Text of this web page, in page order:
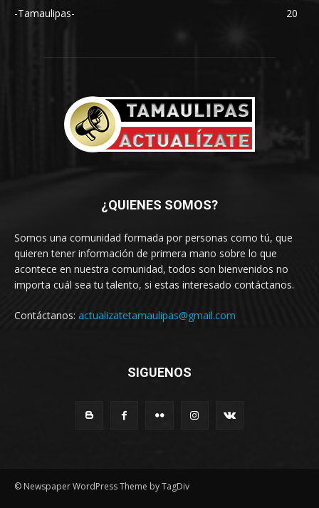
-Tamaulipas-
20
¿QUIENES SOMOS?
Somos una comunidad formada por personas como tú, que
quieren tener información de primera mano sobre lo que
acontece en nuestra comunidad, todos son bienvenidos no
importa cuál sea tu talento, si estas interesado contáctanos.
Contáctanos: actualizatetamaulipas@gmail.com
SIGUENOS
© Newspaper WordPress Theme by TagDiv